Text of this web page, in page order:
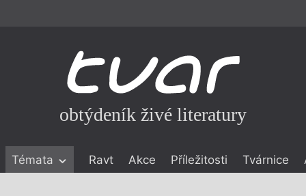
obtýdeník živé literatury
Témata Ravt Akce Příležitosti Tvárnice